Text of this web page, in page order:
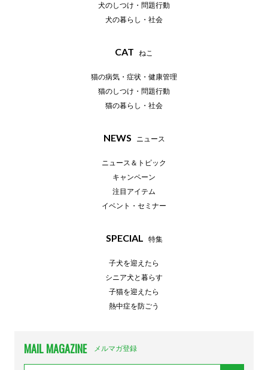
犬のしつけ・問題行動
犬の暮らし・社会
CAT ねこ
猫の病気・症状・健康管理
猫のしつけ・問題行動
猫の暮らし・社会
NEWS ニュース
ニュース＆トピック
キャンペーン
注目アイテム
イベント・セミナー
SPECIAL 特集
子犬を迎えたら
シニア犬と暮らす
子猫を迎えたら
熱中症を防ごう
MAIL MAGAZINE メルマガ登録